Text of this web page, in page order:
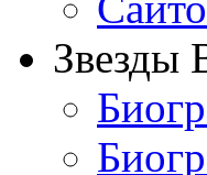
Звезды